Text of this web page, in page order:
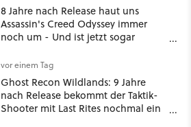
8 Jahre nach Release haut uns
Assassin's Creed Odyssey immer
noch um - Und ist jetzt sogar
vor einem Tag
Ghost Recon Wildlands: 9 Jahre
nach Release bekommt der Taktik-
Shooter mit Last Rites nochmal ein